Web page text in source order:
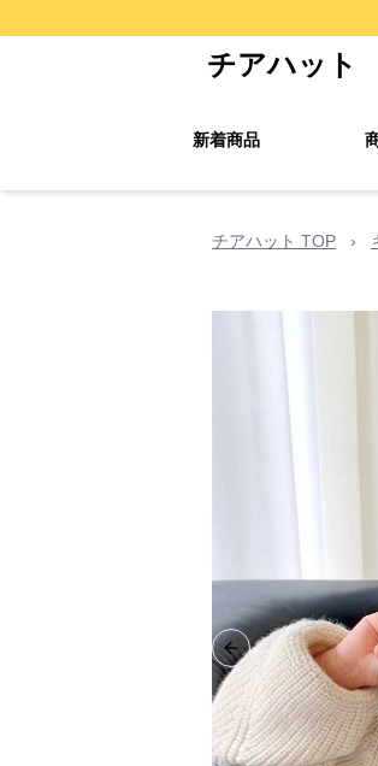
チアハット
新着商品
チアハット TOP ›
Previous slide